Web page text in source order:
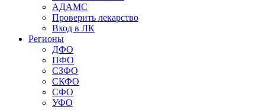
АДАМС
Проверить лекарство
Вход в ЛК
Регионы
ДФО
ПФО
СЗФО
СКФО
СФО
УФО